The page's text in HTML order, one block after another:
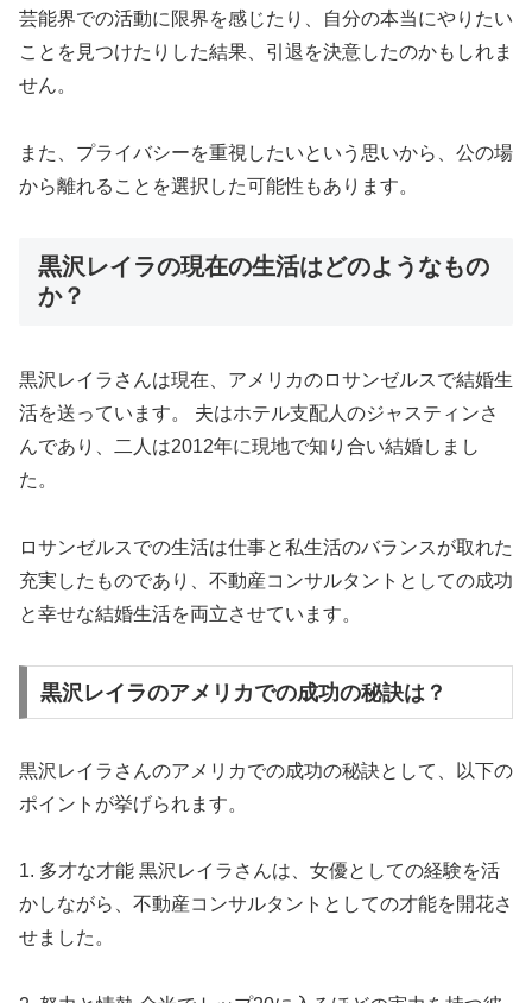
芸能界での活動に限界を感じたり、自分の本当にやりたい
ことを見つけたりした結果、引退を決意したのかもしれま
せん。
また、プライバシーを重視したいという思いから、公の場
から離れることを選択した可能性もあります。
黒沢レイラの現在の生活はどのようなもの
か？
黒沢レイラさんは現在、アメリカのロサンゼルスで結婚生
活を送っています。 夫はホテル支配人のジャスティンさ
んであり、二人は2012年に現地で知り合い結婚しまし
た。
ロサンゼルスでの生活は仕事と私生活のバランスが取れた
充実したものであり、不動産コンサルタントとしての成功
と幸せな結婚生活を両立させています。
黒沢レイラのアメリカでの成功の秘訣は？
黒沢レイラさんのアメリカでの成功の秘訣として、以下の
ポイントが挙げられます。
1. 多才な才能 黒沢レイラさんは、女優としての経験を活
かしながら、不動産コンサルタントとしての才能を開花さ
せました。